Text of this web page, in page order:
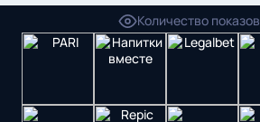
Количество показов